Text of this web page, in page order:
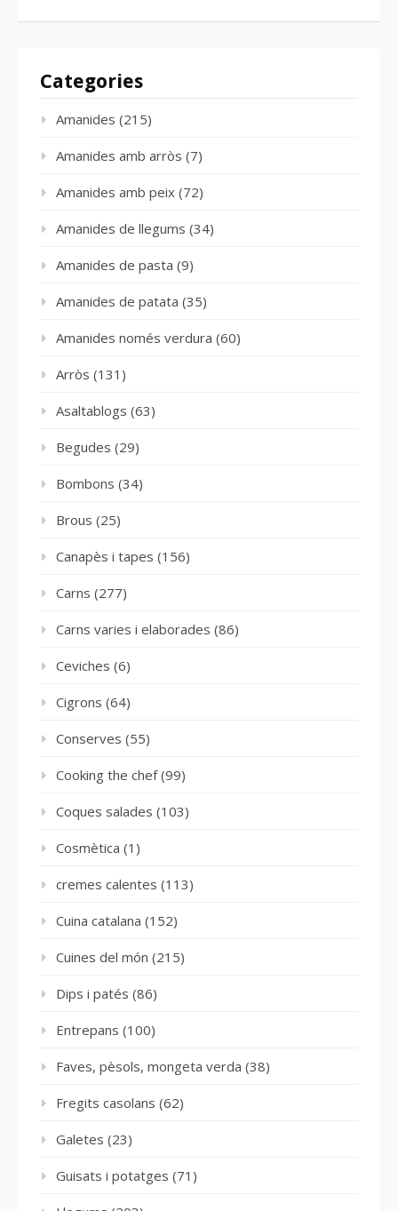
Categories
Amanides (215)
Amanides amb arròs (7)
Amanides amb peix (72)
Amanides de llegums (34)
Amanides de pasta (9)
Amanides de patata (35)
Amanides només verdura (60)
Arròs (131)
Asaltablogs (63)
Begudes (29)
Bombons (34)
Brous (25)
Canapès i tapes (156)
Carns (277)
Carns varies i elaborades (86)
Ceviches (6)
Cigrons (64)
Conserves (55)
Cooking the chef(99)
Coques salades (103)
Cosmètica (1)
cremes calentes (113)
Cuina catalana (152)
Cuines del món (215)
Dips i patés (86)
Entrepans (100)
Faves, pèsols, mongeta verda (38)
Fregits casolans (62)
Galetes (23)
Guisats i potatges (71)